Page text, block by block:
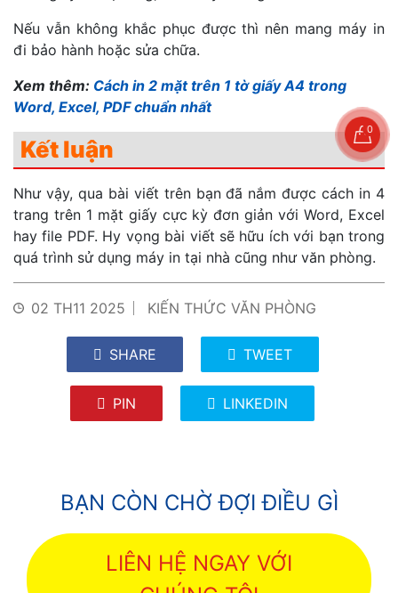
Nếu vẫn không khắc phục được thì nên mang máy in
đi bảo hành hoặc sửa chữa.
Xem thêm: Cách in 2 mặt trên 1 tờ giấy A4 trong
Word, Excel, PDF chuẩn nhất
Kết luận
Như vậy, qua bài viết trên bạn đã nắm được cách in 4
trang trên 1 mặt giấy cực kỳ đơn giản với Word, Excel
hay file PDF. Hy vọng bài viết sẽ hữu ích với bạn trong
quá trình sử dụng máy in tại nhà cũng như văn phòng.
02 TH11 2025 KIẾN THỨC VĂN PHÒNG
SHARE TWEET
PIN LINKEDIN
BẠN CÒN CHỜ ĐỢI ĐIỀU GÌ
LIÊN HỆ NGAY VỚI
0